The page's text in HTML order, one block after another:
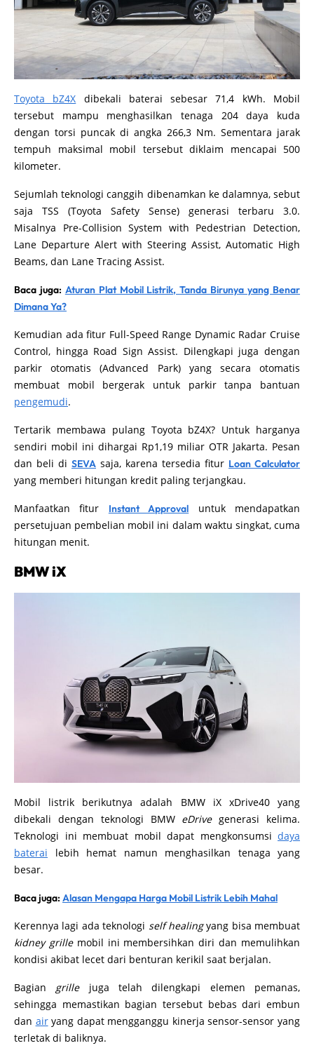
Toyota bZ4X dibekali baterai sebesar 71,4 kWh. Mobil
tersebut mampu menghasilkan tenaga 204 daya kuda
dengan torsi puncak di angka 266,3 Nm. Sementara jarak
tempuh maksimal mobil tersebut diklaim mencapai 500
kilometer.
Sejumlah teknologi canggih dibenamkan ke dalamnya, sebut
saja TSS (Toyota Safety Sense) generasi terbaru 3.0.
Misalnya Pre-Collision System with Pedestrian Detection,
Lane Departure Alert with Steering Assist, Automatic High
Beams, dan Lane Tracing Assist.
Baca juga: Aturan Plat Mobil Listrik, Tanda Birunya yang Benar
Dimana Ya?
Kemudian ada fitur Full-Speed Range Dynamic Radar Cruise
Control, hingga Road Sign Assist. Dilengkapi juga dengan
parkir otomatis (Advanced Park) yang secara otomatis
membuat mobil bergerak untuk parkir tanpa bantuan
pengemudi.
Tertarik membawa pulang Toyota bZ4X? Untuk harganya
sendiri mobil ini dihargai Rp1,19 miliar OTR Jakarta. Pesan
dan beli di SEVA saja, karena tersedia fitur Loan Calculator
yang memberi hitungan kredit paling terjangkau.
Manfaatkan fitur Instant Approval untuk mendapatkan
persetujuan pembelian mobil ini dalam waktu singkat, cuma
hitungan menit.
BMW iX
Mobil listrik berikutnya adalah BMW iX xDrive40 yang
dibekali dengan teknologi BMW eDrivegenerasi kelima.
Teknologi ini membuat mobil dapat mengkonsumsi daya
baterai lebih hemat namun menghasilkan tenaga yang
besar.
Baca juga: Alasan Mengapa Harga Mobil Listrik Lebih Mahal
Kerennya lagi ada teknologi self healingyang bisa membuat
kidney grillemobil ini membersihkan diri dan memulihkan
kondisi akibat lecet dari benturan kerikil saat berjalan.
Bagian grillejuga telah dilengkapi elemen pemanas,
sehingga memastikan bagian tersebut bebas dari embun
dan airyang dapat mengganggu kinerja sensor-sensor yang
terletak di baliknya.